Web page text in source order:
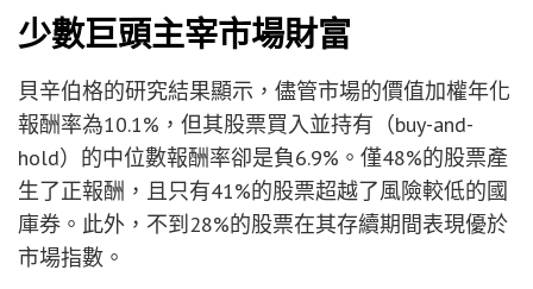
少數巨頭主宰市場財富
貝辛伯格的研究結果顯示，儘管市場的價值加權年化
報酬率為10.1%，但其股票買入並持有（buy-and-
hold）的中位數報酬率卻是負6.9%。僅48%的股票產
生了正報酬，且只有41%的股票超越了風險較低的國
庫券。此外，不到28%的股票在其存續期間表現優於
市場指數。